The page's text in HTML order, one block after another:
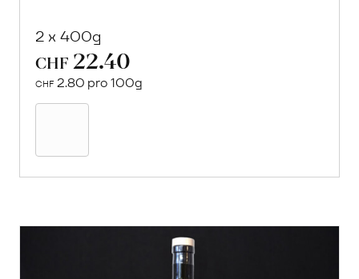
2 x 400g
CHF 22.40
CHF 2.80 pro 100g